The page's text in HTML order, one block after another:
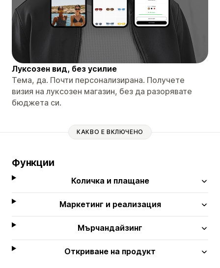
Луксозен вид, без усилие
Тема, да. Почти персонализирана. Получете
визия на луксозен магазин, без да разорявате
бюджета си.
КАКВО Е ВКЛЮЧЕНО
Функции
Количка и плащане
Маркетинг и реализация
Мърчандайзинг
Откриване на продукт